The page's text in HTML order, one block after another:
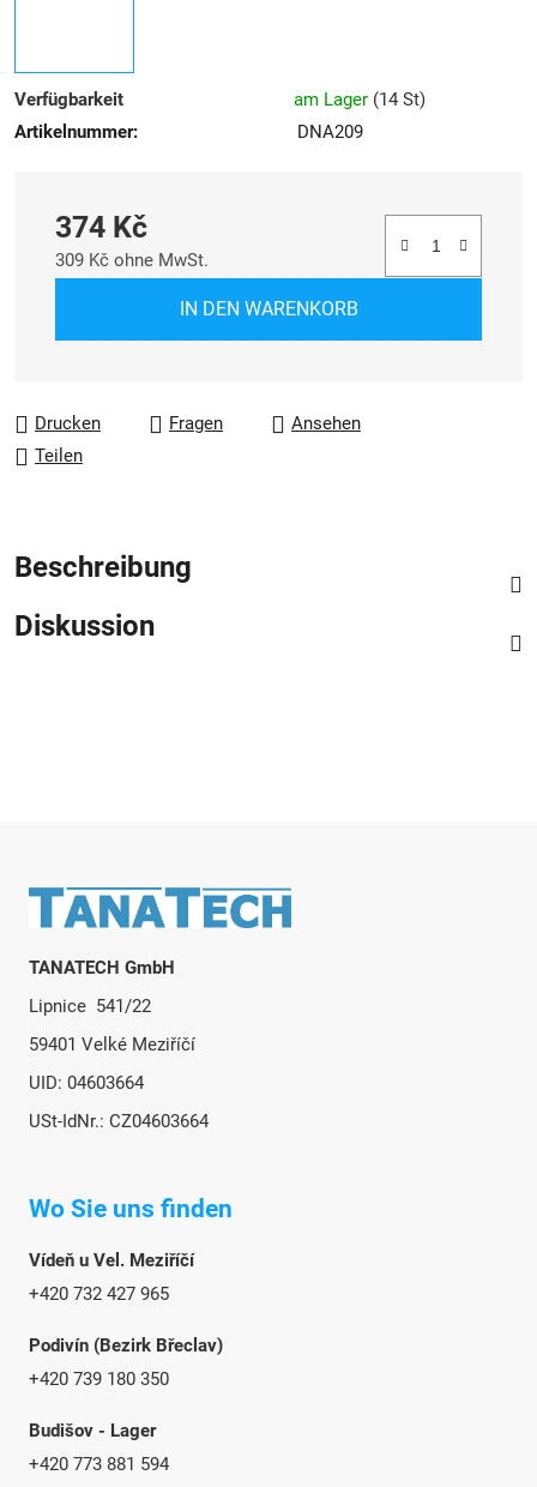
Verfügbarkeit am Lager (14 St)
Artikelnummer:
DNA209
374 Kč
309 Kč ohne MwSt.
IN DEN WARENKORB
Drucken Fragen
Ansehen
Teilen
Beschreibung
Diskussion
Fußzeile
TANATECH GmbH
Lipnice 541/22
59401 Velké Meziříčí
UID: 04603664
USt-IdNr.: CZ04603664
Wo Sie uns finden
Vídeň u Vel. Meziříčí
+420 732 427 965
Podivín (Bezirk Břeclav)
+420 739 180 350
Budišov - Lager
+420 773 881 594